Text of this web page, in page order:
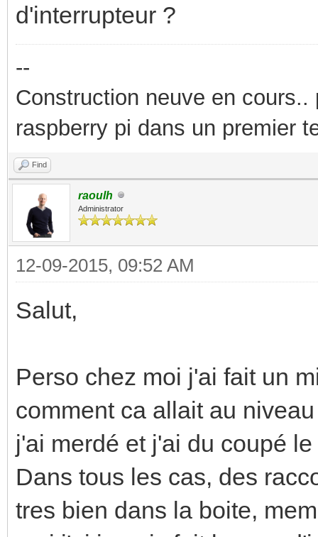
d'interrupteur ?
--
Construction neuve en
raspberry pi dans un premier
Find
raoulh
Administrator
12-09-2015, 09:52 AM
Salut,
Perso chez moi j'ai fait un
comment ca allait au
j'ai merdé et j'ai du coupé
Dans tous les cas, des
tres bien dans la boite,